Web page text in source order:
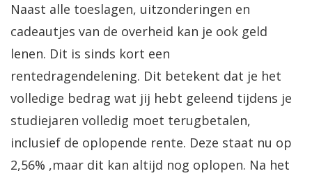
Naast alle toeslagen, uitzonderingen en
cadeautjes van de overheid kan je ook geld
lenen. Dit is sinds kort een
rentedragendelening. Dit betekent dat je het
volledige bedrag wat jij hebt geleend tijdens je
studiejaren volledig moet terugbetalen,
inclusief de oplopende rente. Deze staat nu op
2,56% ,maar dit kan altijd nog oplopen. Na het